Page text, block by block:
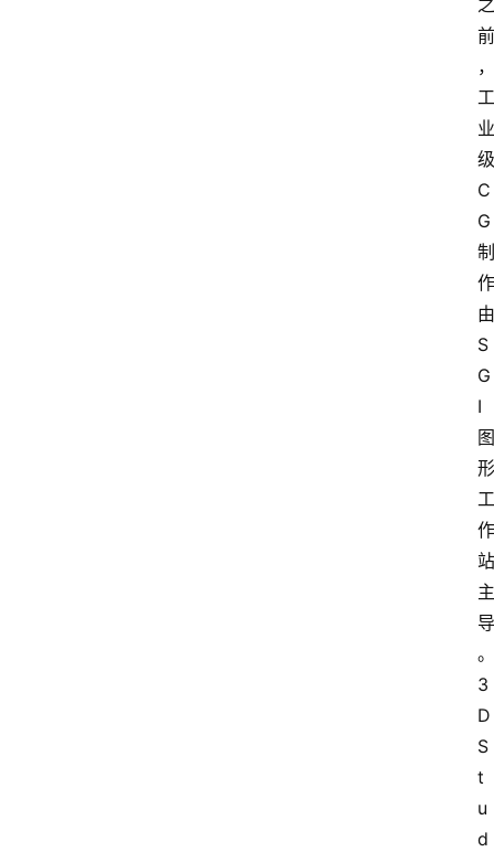
之
前
，
工
业
级
C
G
制
作
由
S
G
I
图
形
工
作
站
主
导
。
3
D
S
t
u
d